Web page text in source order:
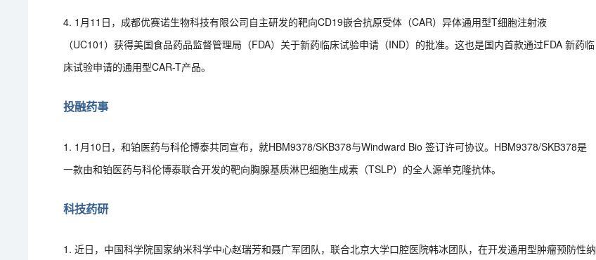
4. 1月11日，成都优赛诺生物科技有限公司自主研发的靶向CD19嵌合抗原受体（CAR）异体通用型T细胞注射液
（UC101）获得美国食品药品监督管理局（FDA）关于新药临床试验申请（IND）的批准。这也是国内首款通过FDA 新药临
床试验申请的通用型CAR-T产品。
投融药事
1. 1月10日，和铂医药与科伦博泰共同宣布，就HBM9378/SKB378与Windward Bio 签订许可协议。HBM9378/SKB378是
一款由和铂医药与科伦博泰联合开发的靶向胸腺基质淋巴细胞生成素（TSLP）的全人源单克隆抗体。
科技药研
1. 近日，中国科学院国家纳米科学中心赵瑞芳和聂广军团队，联合北京大学口腔医院韩冰团队，在开发通用型肿瘤预防性纳